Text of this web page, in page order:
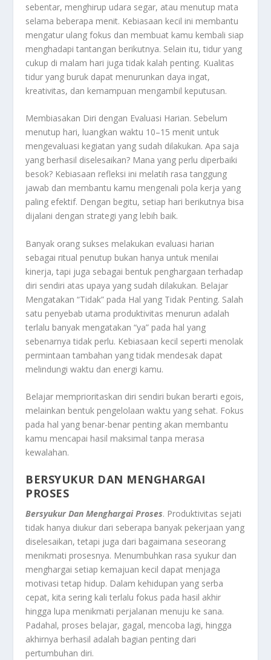
sebentar, menghirup udara segar, atau menutup mata
selama beberapa menit. Kebiasaan kecil ini membantu
mengatur ulang fokus dan membuat kamu kembali siap
menghadapi tantangan berikutnya. Selain itu, tidur yang
cukup di malam hari juga tidak kalah penting. Kualitas
tidur yang buruk dapat menurunkan daya ingat,
kreativitas, dan kemampuan mengambil keputusan.
Membiasakan Diri dengan Evaluasi Harian. Sebelum
menutup hari, luangkan waktu 10–15 menit untuk
mengevaluasi kegiatan yang sudah dilakukan. Apa saja
yang berhasil diselesaikan? Mana yang perlu diperbaiki
besok? Kebiasaan refleksi ini melatih rasa tanggung
jawab dan membantu kamu mengenali pola kerja yang
paling efektif. Dengan begitu, setiap hari berikutnya bisa
dijalani dengan strategi yang lebih baik.
Banyak orang sukses melakukan evaluasi harian
sebagai ritual penutup bukan hanya untuk menilai
kinerja, tapi juga sebagai bentuk penghargaan terhadap
diri sendiri atas upaya yang sudah dilakukan. Belajar
Mengatakan “Tidak” pada Hal yang Tidak Penting. Salah
satu penyebab utama produktivitas menurun adalah
terlalu banyak mengatakan “ya” pada hal yang
sebenarnya tidak perlu. Kebiasaan kecil seperti menolak
permintaan tambahan yang tidak mendesak dapat
melindungi waktu dan energi kamu.
Belajar memprioritaskan diri sendiri bukan berarti egois,
melainkan bentuk pengelolaan waktu yang sehat. Fokus
pada hal yang benar-benar penting akan membantu
kamu mencapai hasil maksimal tanpa merasa
kewalahan.
BERSYUKUR DAN MENGHARGAI
PROSES
Bersyukur Dan Menghargai Proses. Produktivitas sejati
tidak hanya diukur dari seberapa banyak pekerjaan yang
diselesaikan, tetapi juga dari bagaimana seseorang
menikmati prosesnya. Menumbuhkan rasa syukur dan
menghargai setiap kemajuan kecil dapat menjaga
motivasi tetap hidup. Dalam kehidupan yang serba
cepat, kita sering kali terlalu fokus pada hasil akhir
hingga lupa menikmati perjalanan menuju ke sana.
Padahal, proses belajar, gagal, mencoba lagi, hingga
akhirnya berhasil adalah bagian penting dari
pertumbuhan diri.